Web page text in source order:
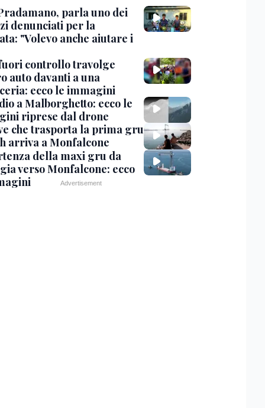
parla uno dei
denunciati per la
"Volevo anche aiutare i
controllo travolge
auto davanti a una
ecco le immagini
a Malborghetto: ecco le
riprese dal drone
che trasporta la prima gru
arriva a Monfalcone
della maxi gru da
verso Monfalcone: ecco